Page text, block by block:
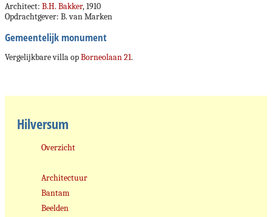
Architect: B.H. Bakker, 1910
Opdrachtgever: B. van Marken
Gemeentelijk monument
Vergelijkbare villa opBorneolaan 21.
Hilversum
Overzicht
Architectuur
Bantam
Beelden